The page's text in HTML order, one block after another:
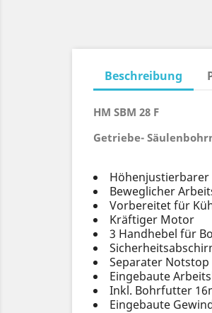
Beschreibung
HM SBM 28 F
Getriebe-
Beweglicher
Vorbereitet für
Kräftiger Motor
3 Handhebel für
Separater Notstop
Eingebaute
Inkl. Bohrfutter
Eingebaute